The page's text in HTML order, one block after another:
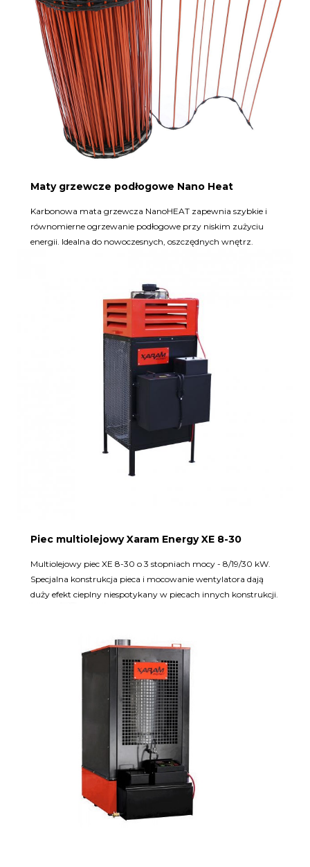
Maty grzewcze podłogowe Nano Heat
Karbonowa mata grzewcza NanoHEAT zapewnia szybkie i
równomierne ogrzewanie podłogowe przy niskim zużyciu
energii. Idealna do nowoczesnych, oszczędnych wnętrz.
Piec multiolejowy Xaram Energy XE 8-30
Multiolejowy piec XE 8-30 o 3 stopniach mocy - 8/19/30 kW.
Specjalna konstrukcja pieca i mocowanie wentylatora dają
duży efekt cieplny niespotykany w piecach innych konstrukcji.